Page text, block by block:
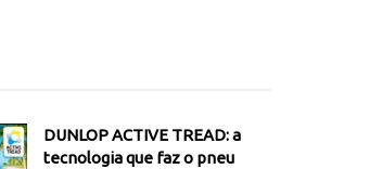
DUNLOP ACTIVE TREAD: a
tecnologia que faz o pneu